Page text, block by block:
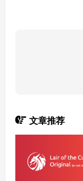
文章推荐